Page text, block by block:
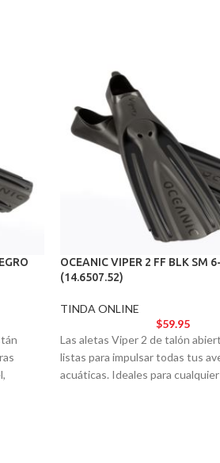
OCEANIC VIPER 2 FF BLK SM
(14.6507.52)
TINDA ONLINE
$59.95
Las aletas Viper 2 de talón
listas para impulsar todas tus
acuáticas. Ideales para